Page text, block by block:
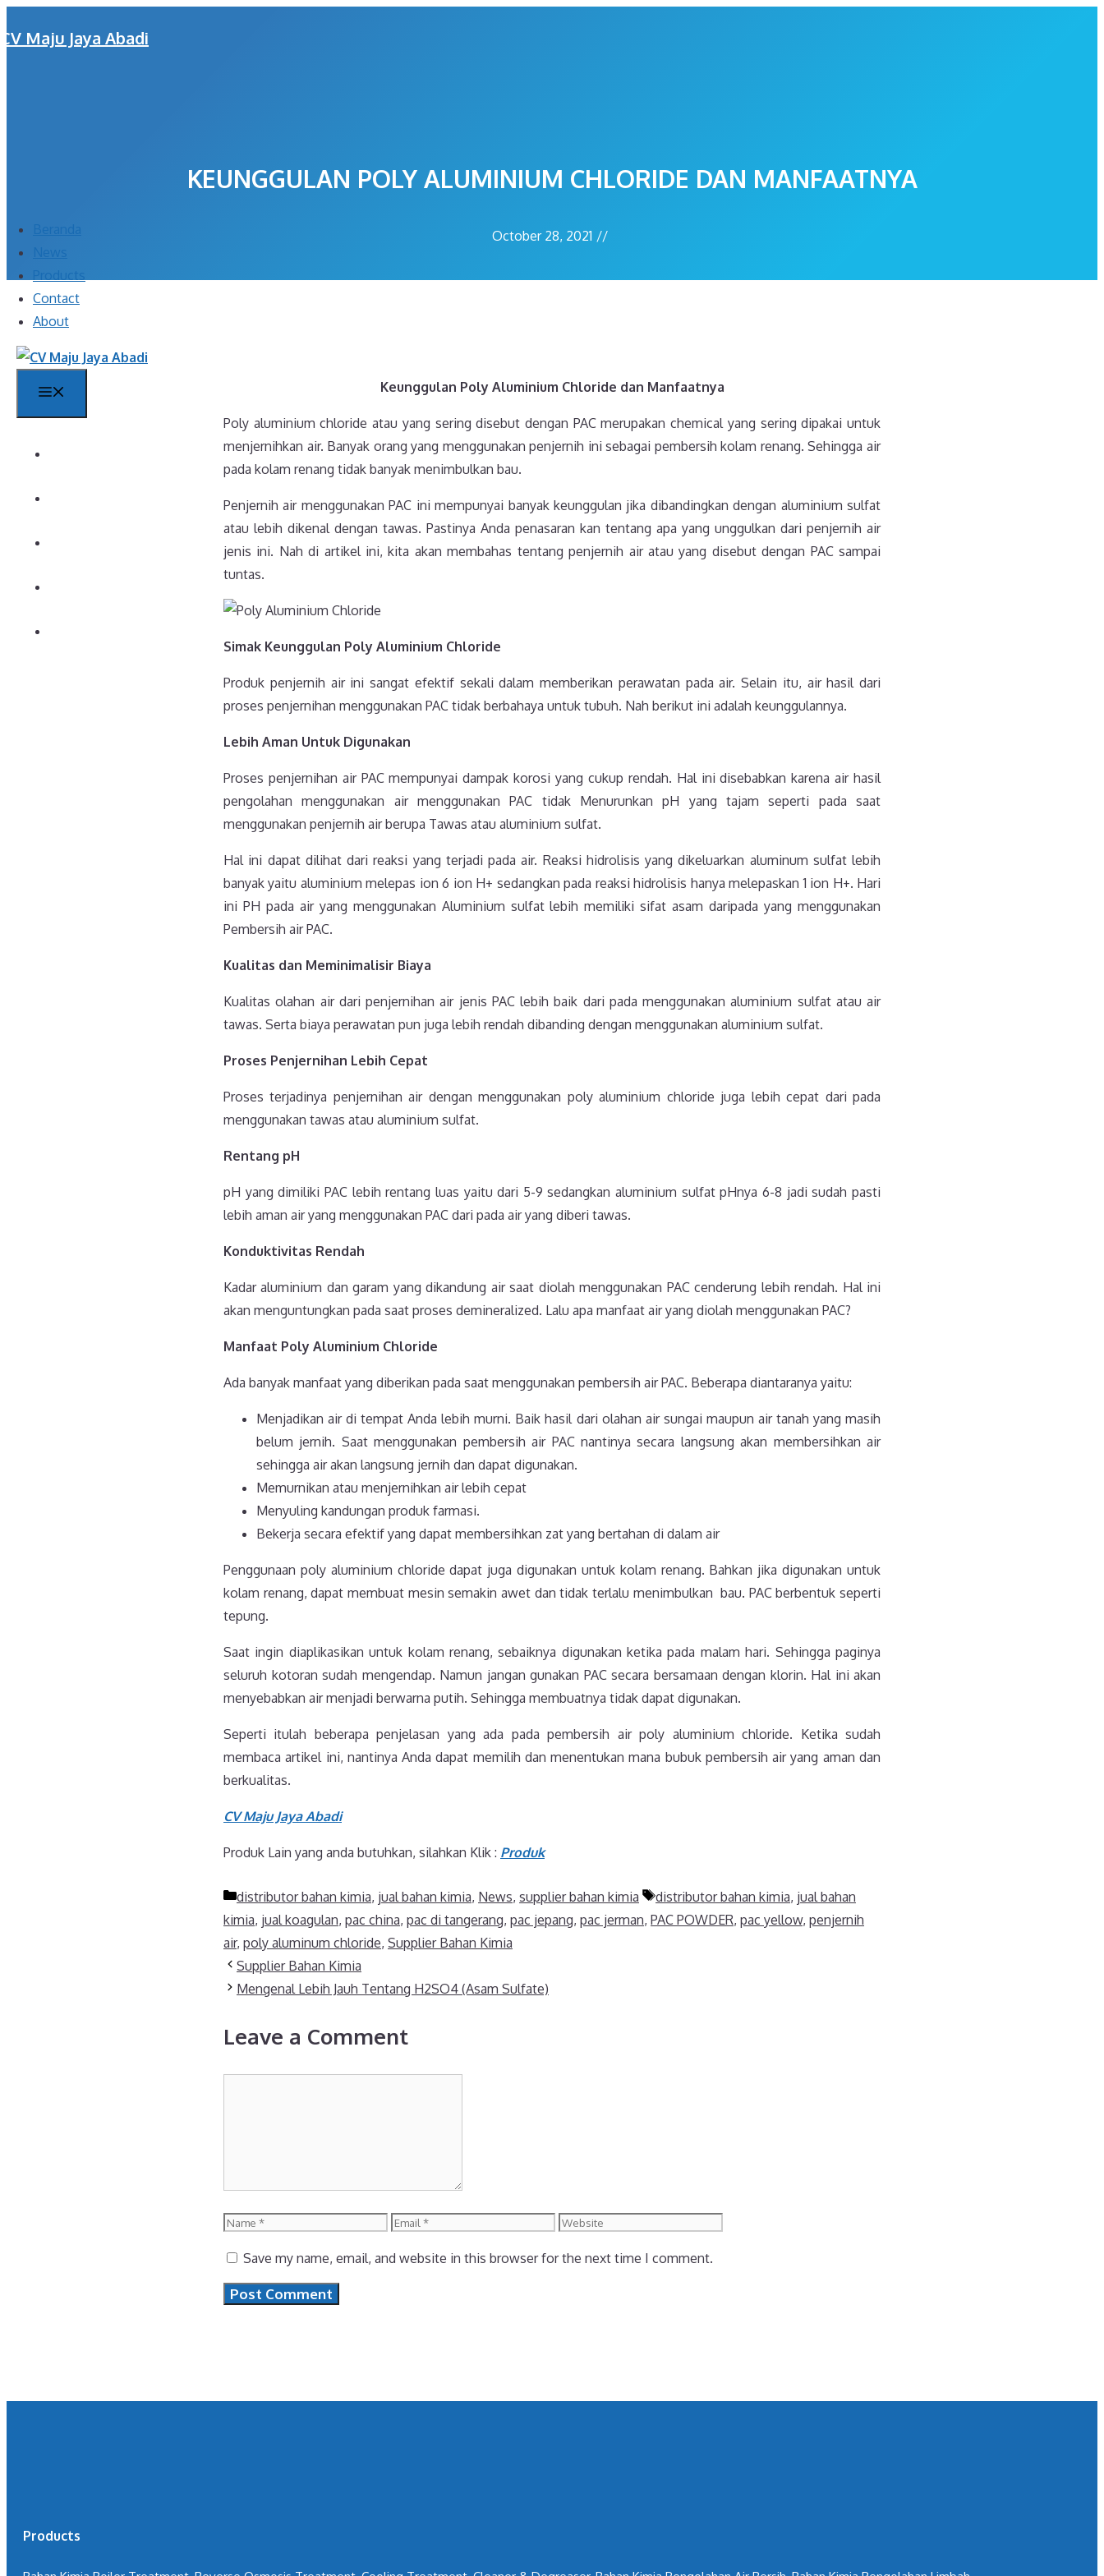
toCV Maju Jaya Abadi
Menu
News
Contact
About
KEUNGGULAN POLY ALUMINIUM CHLORIDE DAN MANFAATNYA
October 28, 2021 //
Keunggulan Poly Aluminium Chloride dan Manfaatnya
Poly aluminium chloride atau yang sering disebut dengan PAC merupakan chemical yang sering dipakai untuk
menjernihkan air. Banyak orang yang menggunakan penjernih ini sebagai pembersih kolam renang. Sehingga air
pada kolam renang tidak banyak menimbulkan bau.
Penjernih air menggunakan PAC ini mempunyai banyak keunggulan jika dibandingkan dengan aluminium sulfat
atau lebih dikenal dengan tawas. Pastinya Anda penasaran kan tentang apa yang unggulkan dari penjernih air
jenis ini. Nah di artikel ini, kita akan membahas tentang penjernih air atau yang disebut dengan PAC sampai
tuntas.
Simak Keunggulan Poly Aluminium Chloride
Produk penjernih air ini sangat efektif sekali dalam memberikan perawatan pada air. Selain itu, air hasil dari
proses penjernihan menggunakan PAC tidak berbahaya untuk tubuh. Nah berikut ini adalah keunggulannya.
Lebih Aman Untuk Digunakan
Proses penjernihan air PAC mempunyai dampak korosi yang cukup rendah. Hal ini disebabkan karena air hasil
pengolahan menggunakan air menggunakan PAC tidak Menurunkan pH yang tajam seperti pada saat
menggunakan penjernih air berupa Tawas atau aluminium sulfat.
Hal ini dapat dilihat dari reaksi yang terjadi pada air. Reaksi hidrolisis yang dikeluarkan aluminum sulfat lebih
banyak yaitu aluminium melepas ion 6 ion H+ sedangkan pada reaksi hidrolisis hanya melepaskan 1 ion H+. Hari
ini PH pada air yang menggunakan Aluminium sulfat lebih memiliki sifat asam daripada yang menggunakan
Pembersih air PAC.
Kualitas dan Meminimalisir Biaya
Kualitas olahan air dari penjernihan air jenis PAC lebih baik dari pada menggunakan aluminium sulfat atau air
tawas. Serta biaya perawatan pun juga lebih rendah dibanding dengan menggunakan aluminium sulfat.
Proses Penjernihan Lebih Cepat
Proses terjadinya penjernihan air dengan menggunakan poly aluminium chloride juga lebih cepat dari pada
menggunakan tawas atau aluminium sulfat.
Rentang pH
pH yang dimiliki PAC lebih rentang luas yaitu dari 5-9 sedangkan aluminium sulfat pHnya 6-8 jadi sudah pasti
lebih aman air yang menggunakan PAC dari pada air yang diberi tawas.
Konduktivitas Rendah
Kadar aluminium dan garam yang dikandung air saat diolah menggunakan PAC cenderung lebih rendah. Hal ini
akan menguntungkan pada saat proses demineralized. Lalu apa manfaat air yang diolah menggunakan PAC?
Manfaat Poly Aluminium Chloride
Ada banyak manfaat yang diberikan pada saat menggunakan pembersih air PAC. Beberapa diantaranya yaitu:
Menjadikan air di tempat Anda lebih murni. Baik hasil dari olahan air sungai maupun air tanah yang masih
belum jernih. Saat menggunakan pembersih air PAC nantinya secara langsung akan membersihkan air
sehingga air akan langsung jernih dan dapat digunakan.
Memurnikan atau menjernihkan air lebih cepat
Menyuling kandungan produk farmasi.
Bekerja secara efektif yang dapat membersihkan zat yang bertahan di dalam air
Penggunaan poly aluminium chloride dapat juga digunakan untuk kolam renang. Bahkan jika digunakan untuk
kolam renang, dapat membuat mesin semakin awet dan tidak terlalu menimbulkan bau. PAC berbentuk seperti
tepung.
Saat ingin diaplikasikan untuk kolam renang, sebaiknya digunakan ketika pada malam hari. Sehingga paginya
seluruh kotoran sudah mengendap. Namun jangan gunakan PAC secara bersamaan dengan klorin. Hal ini akan
menyebabkan air menjadi berwarna putih. Sehingga membuatnya tidak dapat digunakan.
Seperti itulah beberapa penjelasan yang ada pada pembersih air poly aluminium chloride. Ketika sudah
membaca artikel ini, nantinya Anda dapat memilih dan menentukan mana bubuk pembersih air yang aman dan
berkualitas.
CV Maju Jaya Abadi
Produk Lain yang anda butuhkan, silahkan Klik : Produk
Categories
distributor bahan kimia, jual bahan kimia, News, supplier bahan kimia Tags
distributor bahan kimia, jual bahan
kimia, jual koagulan, pac china, pac di tangerang, pac jepang, pac jerman, PAC POWDER, pac yellow, penjernih
air, poly aluminum chloride, Supplier Bahan Kimia
Supplier Bahan Kimia
Mengenal Lebih Jauh Tentang H2SO4 (Asam Sulfate)
Leave a Comment
Name Email Website
Save my name, email, and website in this browser for the next time I comment.
Products